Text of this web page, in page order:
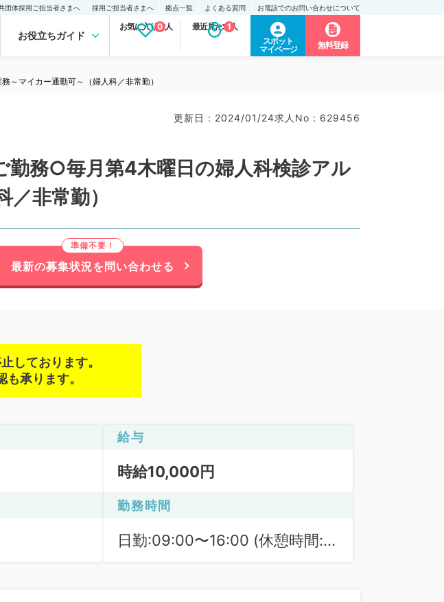
団体採用ご担当者さまへ 採用ご担当者さまへ 拠点一覧 よくある質問 お電話でのお問い合わせについて
お役立ちガイド
お気に入り求人
0 最近見た求人
1
スポット
マイページ
無料登録
～マイカー通勤可～（婦人科／非常勤）
更新日 : 2024/01/24求人No : 629456
勤務○毎月第4木曜日の婦人科検診アル
非常勤）
最新の募集状況を問い合わせる
しております。
承ります。
給与
時給10,000円
勤務時間
日勤:09:00〜16:00 (休憩時間: